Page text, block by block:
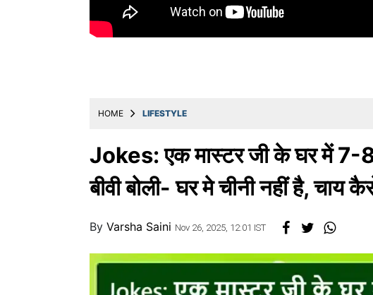
HOME LIFESTYLE
Jokes: एक मास्टर जी के घर में 7-8
बीवी बोली- घर मे चीनी नहीं है,
By Varsha Saini Nov 26, 2025, 12:01 IST